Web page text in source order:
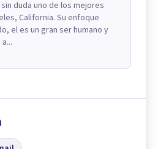
duda uno de los mejores
California. Su enfoque
el es un gran ser humano y